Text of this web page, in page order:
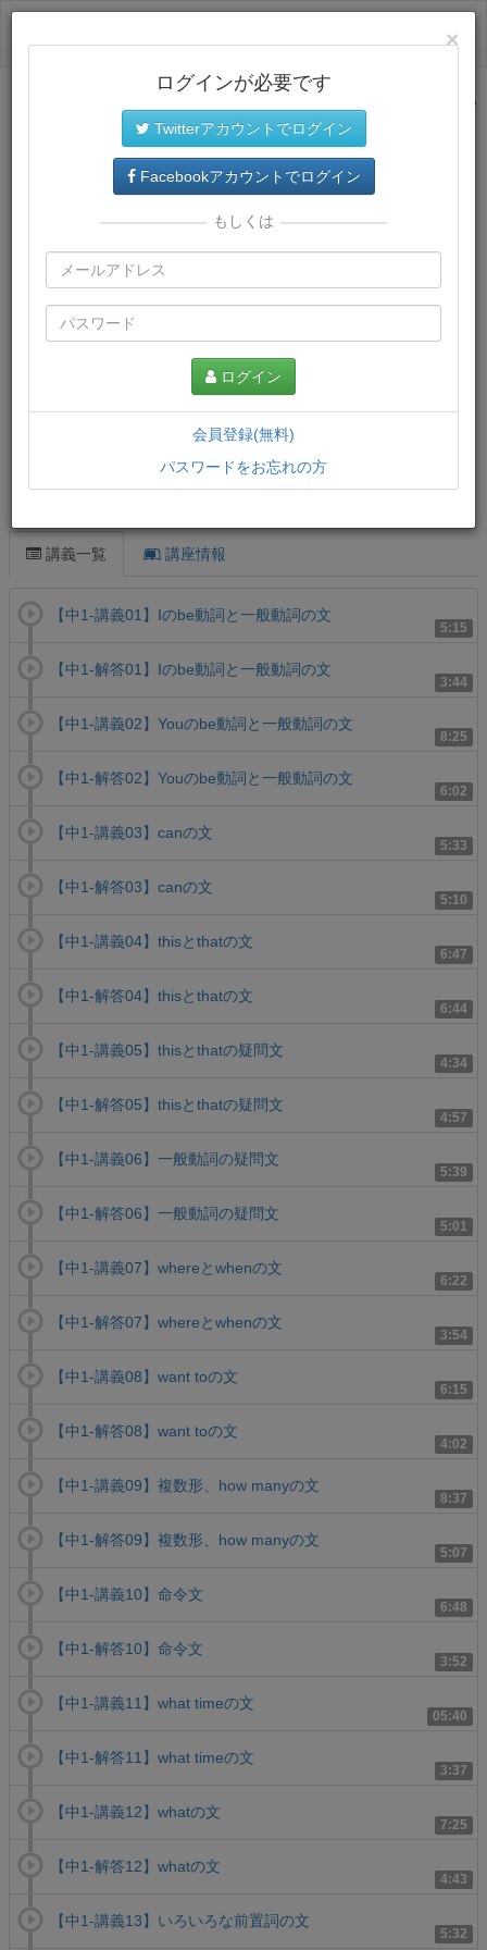
サイトトップに戻る
プレミアム会員では、教材がダウンロードでき、快適な動画
再生環境が提供されます。
講義一覧 講座情報
5:15
【中1-講義01】Iのbe動詞と一般動詞の文
3:44
【中1-解答01】Iのbe動詞と一般動詞の文
8:25
【中1-講義02】Youのbe動詞と一般動詞の文
6:02
【中1-解答02】Youのbe動詞と一般動詞の文
5:33
【中1-講義03】canの文
5:10
【中1-解答03】canの文
6:47
【中1-講義04】thisとthatの文
6:44
【中1-解答04】thisとthatの文
4:34
【中1-講義05】thisとthatの疑問文
4:57
【中1-解答05】thisとthatの疑問文
5:39
【中1-講義06】一般動詞の疑問文
5:01
【中1-解答06】一般動詞の疑問文
6:22
【中1-講義07】whereとwhenの文
3:54
【中1-解答07】whereとwhenの文
6:15
【中1-講義08】want toの文
4:02
【中1-解答08】want toの文
8:37
【中1-講義09】複数形、how manyの文
5:07
【中1-解答09】複数形、how manyの文
6:48
【中1-講義10】命令文
3:52
【中1-解答10】命令文
05:40
【中1-講義11】what timeの文
3:37
【中1-解答11】what timeの文
7:25
【中1-講義12】whatの文
4:43
【中1-解答12】whatの文
5:32
【中1-講義13】いろいろな前置詞の文
×
ログインが必要です
Twitterアカウントでログイン
Facebookアカウントでログイン
もしくは
ログイン
会員登録(無料)
パスワードをお忘れの方